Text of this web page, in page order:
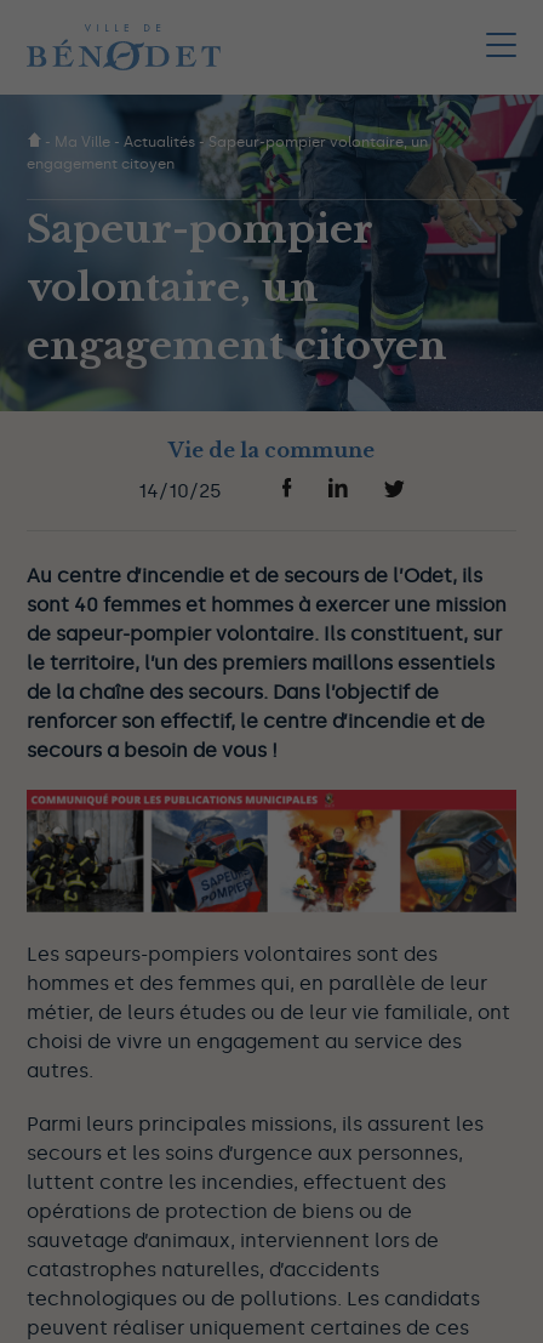
- Ma Ville -Actualités -Sapeur-pompier volontaire, un
engagement citoyen
Sapeur-pompier
volontaire, un
engagement citoyen
Vie de la commune
14/10/25
Au centre d’incendie et de secours de l’Odet, ils
sont 40 femmes et hommes à exercer une mission
de sapeur-pompier volontaire. Ils constituent, sur
le territoire, l’un des premiers maillons essentiels
de la chaîne des secours. Dans l’objectif de
renforcer son effectif, le centre d’incendie et de
secours a besoin de vous !
Les sapeurs-pompiers volontaires sont des
hommes et des femmes qui, en parallèle de leur
métier, de leurs études ou de leur vie familiale, ont
choisi de vivre un engagement au service des
autres.
Parmi leurs principales missions, ils assurent les
secours et les soins d’urgence aux personnes,
luttent contre les incendies, effectuent des
opérations de protection de biens ou de
sauvetage d’animaux, interviennent lors de
catastrophes naturelles, d’accidents
technologiques ou de pollutions. Les candidats
peuvent réaliser uniquement certaines de ces